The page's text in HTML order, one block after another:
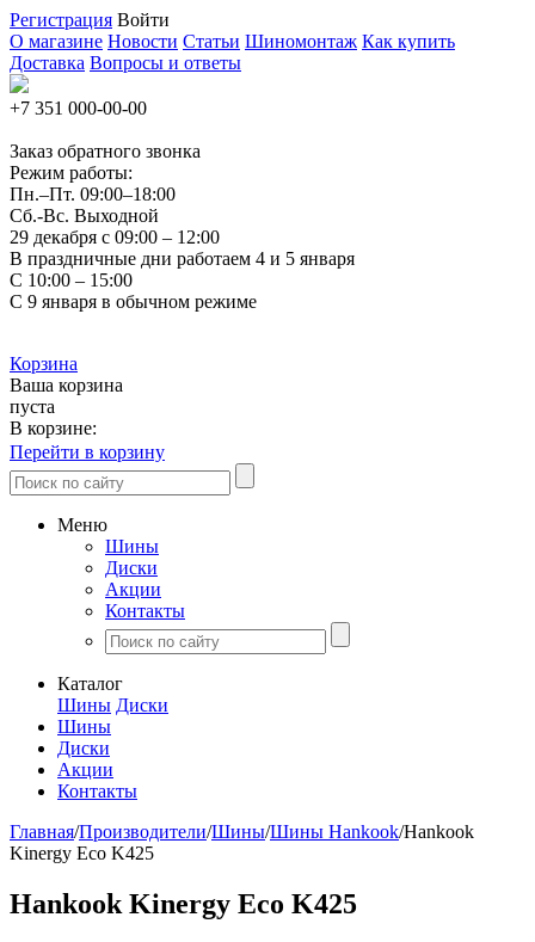
Регистрация Войти
О магазине Новости Статьи Шиномонтаж Как купить
Доставка Вопросы и ответы
+7 351 000-00-00
Заказ обратного звонка
Режим работы:
Пн.–Пт. 09:00–18:00
Сб.-Вс. Выходной
29 декабря с 09:00 – 12:00
В праздничные дни работаем 4 и 5 января
С 10:00 – 15:00
С 9 января в обычном режиме
Корзина
Ваша корзина
пуста
В корзине:
Перейти в корзину
Меню
Шины
Диски
Акции
Контакты
Каталог
Шины Диски
Шины
Диски
Акции
Контакты
Главная/Производители/Шины/Шины Hankook/Hankook
Kinergy Eco K425
Hankook Kinergy Eco K425